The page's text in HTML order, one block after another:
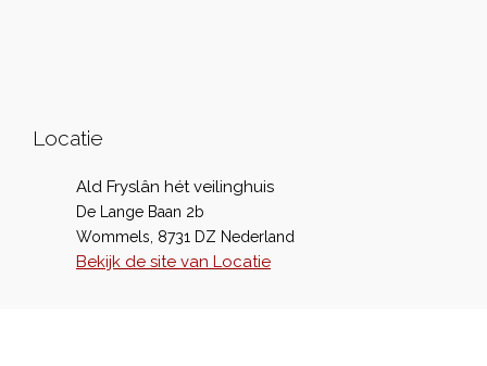
Locatie
Ald Fryslân hét veilinghuis
De Lange Baan 2b
Wommels 8731 DZ Nederland
Bekijk de site van Locatie